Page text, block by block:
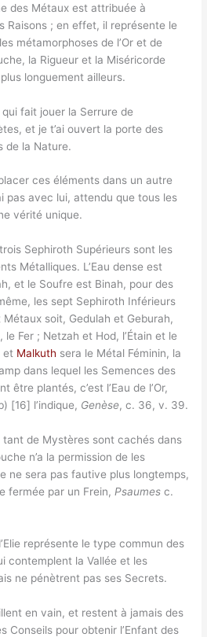
des Métaux est attribuée à
Raisons ; en effet, il représente le
métamorphoses de l’Or et de
la Rigueur et la Miséricorde
longuement ailleurs.
fait jouer la Serrure de
et je t’ai ouvert la porte des
de la Nature.
ces éléments dans un autre
pas avec lui, attendu que tous les
vérité unique.
Sephiroth Supérieurs sont les
Métalliques. L’Eau dense est
et le Soufre est Binah, pour des
les sept Sephiroth Inférieurs
soit, Gedulah et Geburah,
le Fer ; Netzah et Hod, l’Étain et le
et Malkuth sera le Métal Féminin, la
dans lequel les Semences des
être plantés, c’est l’Eau de l’Or,
[16] l’indique, Genèse, c. 36, v. 39.
tant de Mystères sont cachés dans
n’a la permission de les
ne sera pas fautive plus longtemps,
fermée par un Frein, Psaumes c.
représente le type commun des
contemplent la Vallée et les
ne pénètrent pas ses Secrets.
en vain, et restent à jamais des
Conseils pour obtenir l’Enfant des